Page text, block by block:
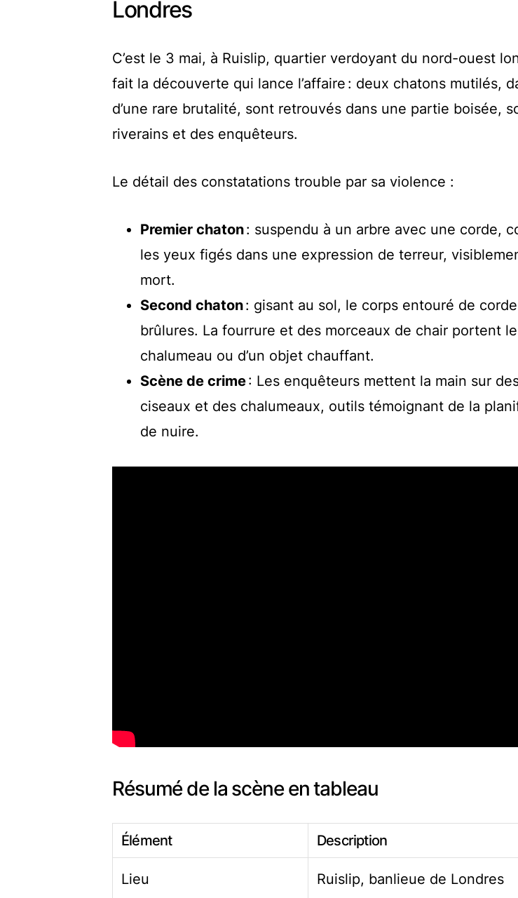
Londres
C’est le 3 mai, à Ruislip, quartier verdoyant du nord-ouest
fait la découverte qui lance l’affaire : deux chatons mutilés,
d’une rare brutalité, sont retrouvés dans une partie boisée,
riverains et des enquêteurs.
Le détail des constatations trouble par sa violence :
Premier chaton: suspendu à un arbre avec une corde,
les yeux figés dans une expression de terreur,
mort.
Second chaton: gisant au sol, le corps entouré de
brûlures. La fourrure et des morceaux de chair portent
chalumeau ou d’un objet chauffant.
Scène de crime: Les enquêteurs mettent la main sur
ciseaux et des chalumeaux, outils témoignant de la
de nuire.
Résumé de la scène en tableau
Élément Description
Lieu Ruislip, banlieue de Londres